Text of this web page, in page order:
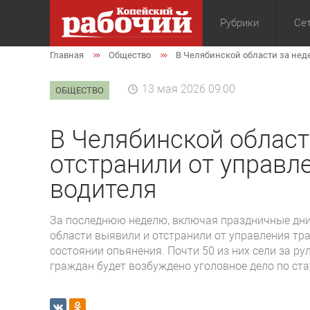
Рубрики
Общество
Главная Общество В Челябинской области за
ОБЩЕСТВО 13 мая 2026 09:00
В Челябинской
отстранили от
водителя
За последнюю неделю, включая праздничные
области выявили и отстранили от управления
состоянии опьянения. Почти 50 из них сели за
граждан будет возбуждено уголовное дело по